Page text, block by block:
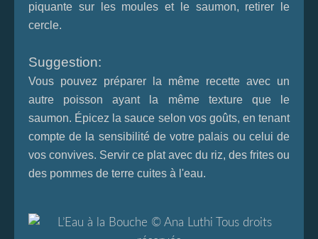
piquante sur les moules et le saumon, retirer le
cercle.
Suggestion:
Vous pouvez préparer la même recette avec un
autre poisson ayant la même texture que le
saumon. Épicez la sauce selon vos goûts, en tenant
compte de la sensibilité de votre palais ou celui de
vos convives. Servir ce plat avec du riz, des frites ou
des pommes de terre cuites à l'eau.